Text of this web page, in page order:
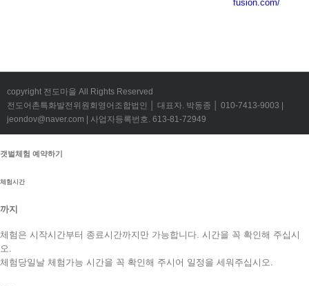
fusion.com/
copyright 전도마을 All Rights Reserved
전도어촌특화발전위원회영어조합법인 │ 대표자. 박동종 │ 010-7413-9003 |
jeondov@naver.com | 사업자등록번호. 613-81-72949
갯벌체험 예약하기
체험시간
까지
체험은 시작시간부터 종료시간까지만 가능합니다. 시간을 꼭 확인해 주십시
오.
체험당일날 체험가능 시간을 꼭 확인해 주시어 일정을 세워주십시오.